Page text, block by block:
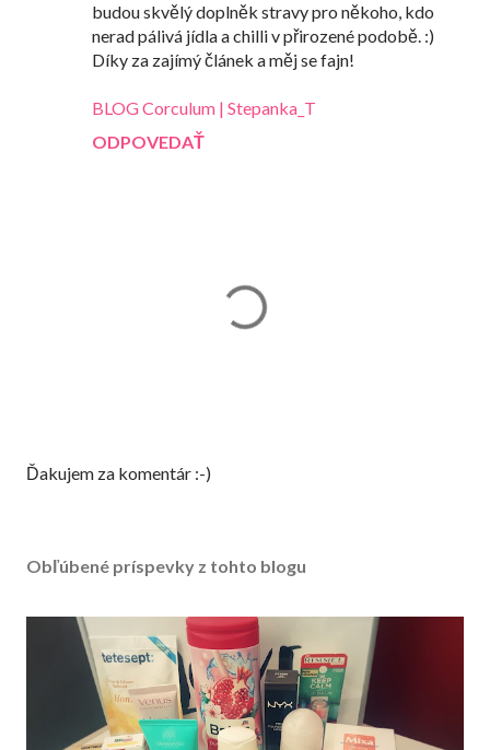
budou skvělý doplněk stravy pro někoho, kdo
nerad pálivá jídla a chilli v přirozené podobě. :)
Díky za zajímý článek a měj se fajn!
BLOG Corculum | Stepanka_T
ODPOVEDAŤ
Z
e
n
Ďakujem za komentár :-)
Obľúbené príspevky z tohto blogu